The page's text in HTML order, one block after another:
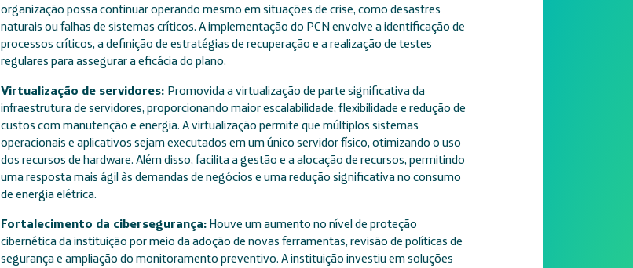
organização possa continuar operando mesmo em situações de crise, como desastres
naturais ou falhas de sistemas críticos. A implementação do PCN envolve a identificação de
processos críticos, a definição de estratégias de recuperação e a realização de testes
regulares para assegurar a eficácia do plano.
Virtualização de servidores: Promovida a virtualização de parte significativa da
infraestrutura de servidores, proporcionando maior escalabilidade, flexibilidade e redução de
custos com manutenção e energia. A virtualização permite que múltiplos sistemas
operacionais e aplicativos sejam executados em um único servidor físico, otimizando o uso
dos recursos de hardware. Além disso, facilita a gestão e a alocação de recursos, permitindo
uma resposta mais ágil às demandas de negócios e uma redução significativa no consumo
de energia elétrica.
Fortalecimento da cibersegurança:Houve um aumento no nível de proteção
cibernética da instituição por meio da adoção de novas ferramentas, revisão de políticas de
segurança e ampliação do monitoramento preventivo. A instituição investiu em soluções